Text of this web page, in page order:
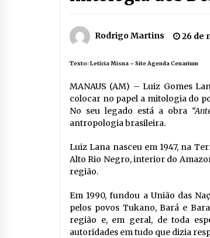
Rodrigo Martins 26 de
Texto: Letícia Misna –Site Agenda Cenarium
MANAUS (AM) – Luiz Gomes
colocar no papel a mitologia do
No seu legado está a obra
antropologia brasileira.
Luiz Lana nasceu em 1947, na
Alto Rio Negro, interior do
região.
Em 1990, fundou a União das
pelos povos Tukano, Bará e
região e, em geral, de toda
autoridades em tudo que dizia